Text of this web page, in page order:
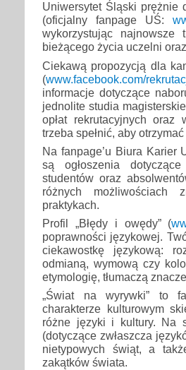
Uniwersytet Śląski prężnie
(oficjalny fanpage UŚ:
wykorzystując
bieżącego życia uczelni
Ciekawą propozycją dla
(www.facebook.com/
informacje dotyczące
jednolite studia
opłat rekrutacyjnych oraz
trzeba spełnić, aby
Na fanpage’u Biura Karier
są ogłoszenia
studentów oraz
różnych możliwościach
praktykach.
Profil „Błędy i owędy” (
poprawności językowej.
ciekawostkę językową:
odmianą, wymową czy
etymologię, tłumaczą
„Świat na wyrywki” to
charakterze kulturowym
różne języki i kultury. Na
(dotyczące zwłaszcza
nietypowych świąt, a
zakątków świata.